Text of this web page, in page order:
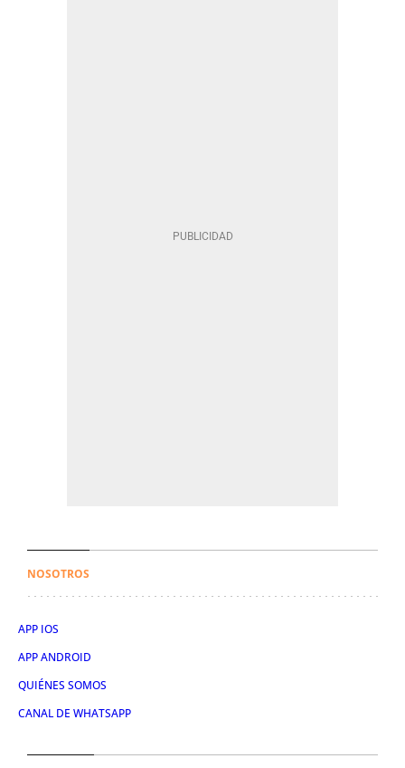
NOSOTROS
APP IOS
APP ANDROID
QUIÉNES SOMOS
CANAL DE WHATSAPP